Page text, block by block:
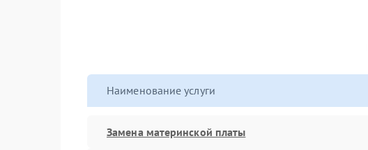
Наименование услуги
Замена материнской платы